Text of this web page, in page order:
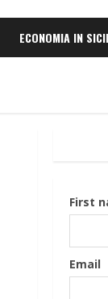
ECONOMIA IN
First
Email